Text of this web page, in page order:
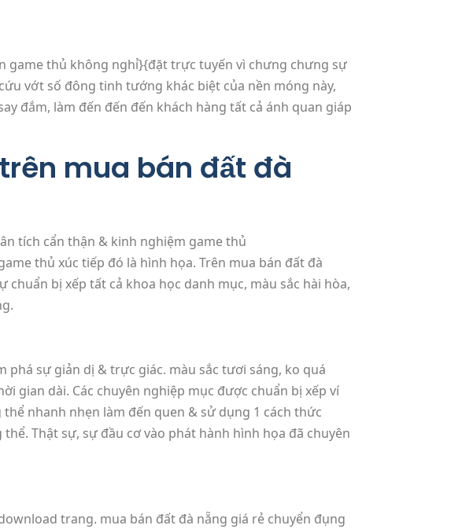
game thủ không nghỉ}{đặt trực tuyến vì chưng chưng sự
vớt số đông tinh tướng khác biệt của nền móng này,
đắm, làm đến đến đến khách hàng tất cả ánh quan giáp
mua bán đất đà
thủ xúc tiếp đó là hình họa. Trên mua bán đất đà
bị xếp tất cả khoa học danh mục, màu sắc hài hòa,
sự giản dị & trực giác. màu sắc tươi sáng, ko quá
gian dài. Các chuyên nghiệp mục được chuẩn bị xếp ví
nhanh nhẹn làm đến quen & sử dụng 1 cách thức
Thật sự, sự đầu cơ vào phát hành hình họa đã chuyên
trang. mua bán đất đà nẵng giá rẻ chuyển đụng